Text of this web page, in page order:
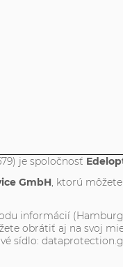
je spoločnosť
GmbH, ktorú
informácií
obrátiť aj na svoj
sídlo: